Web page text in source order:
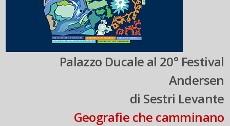
Palazzo Ducale al 20° Festival
Andersen
di Sestri Levante
Geografie che camminano